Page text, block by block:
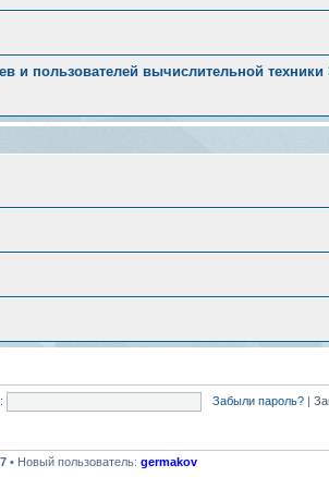
и пользователей вычислительной техники
Забыли пароль? |
• Новый пользователь: germakov